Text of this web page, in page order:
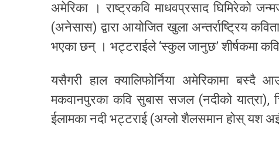
अमेरिका । राष्ट्रकवि माधवप्रसाद घिमिरेको
(अनेसास) द्वारा आयोजित खुला अन्तर्राष्ट्रिय
भएका छन् । भट्टराईले ‘स्कुल जानुछ’ शीर्षकमा
यसैगरी हाल क्यालिफोर्निया अमेरिकामा
मकवानपुरका कवि सुबास सजल (नदीको यात्रा),
ईलामका नदी भट्टराई (अग्लो शैलसमान होस् यश